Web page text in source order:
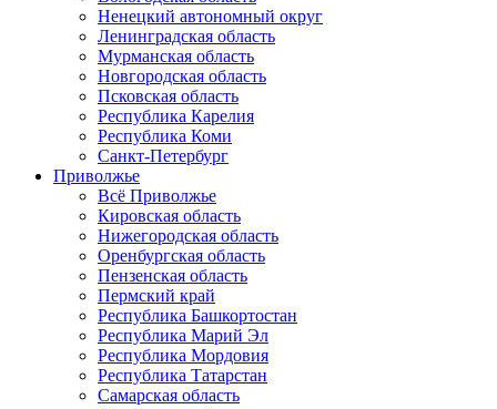
Ненецкий автономный округ
Ленинградская область
Мурманская область
Новгородская область
Псковская область
Республика Карелия
Республика Коми
Санкт-Петербург
Приволжье
Всё Приволжье
Кировская область
Нижегородская область
Оренбургская область
Пензенская область
Пермский край
Республика Башкортостан
Республика Марий Эл
Республика Мордовия
Республика Татарстан
Самарская область